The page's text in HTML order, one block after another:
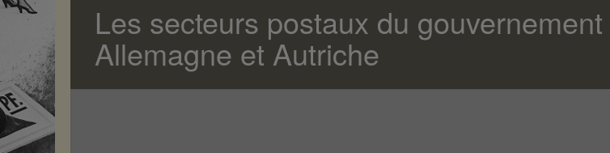
Les secteurs postaux du
Allemagne et Autriche